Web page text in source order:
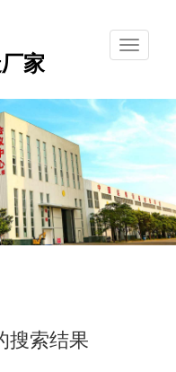
家
搜索结果